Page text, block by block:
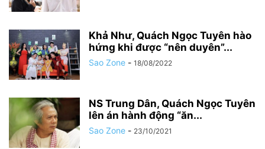
Khả Như, Quách Ngọc Tuyên hào
hứng khi được “nên duyên”...
Sao Zone - 18/08/2022
NS Trung Dân, Quách Ngọc Tuyên
lên án hành động “ăn...
Sao Zone - 23/10/2021